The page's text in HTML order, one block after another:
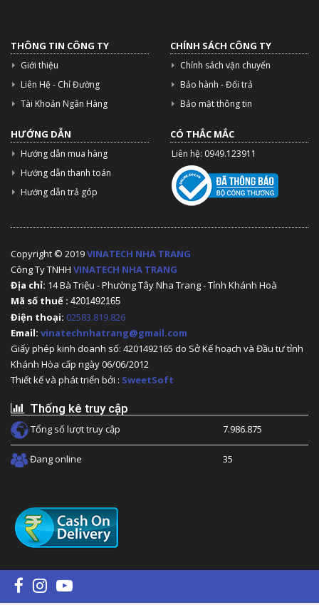
THÔNG TIN CÔNG TY
Giới thiệu
Liên Hệ - Chỉ Đường
Tài Khoản Ngân Hàng
CHÍNH SÁCH CÔNG TY
Chính sách vận chuyển
Bảo hành - Đổi trả
Bảo mật thông tin
HƯỚNG DẪN
Hướng dẫn mua hàng
Hướng dẫn thanh toán
Hướng dẫn trả góp
CÓ THẮC MẮC
Liên hệ: 0949.123911
Copyright © 2019VINATECH NHA TRANG
Công Ty TNHH VINATECH NHA TRANG
Địa chỉ: 14 Bà Triệu - Phường Tây Nha Trang - Tỉnh Khánh Hoà
Mã số thuế : 4201492165
Điện thoại: 02583.819.826
Email: vinatechnhatrang@gmail.com
Giấy phép kinh doanh số: 4201492165 do Sở Kế hoạch và Đầu tư tỉnh
Khánh Hòa cấp ngày 06/06/2012
Thiết kế và phát triển bởi : SweetSoft
Thống kê truy cập
Tổng số lượt truy cập 7.986.875
Đang online 35